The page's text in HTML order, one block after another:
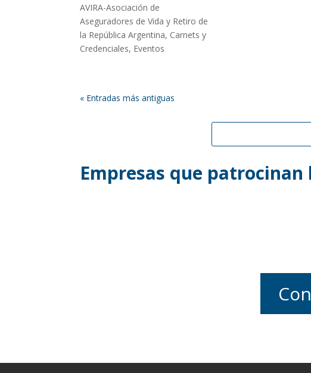
AVIRA-Asociación de
Aseguradores de Vida y Retiro de
la República Argentina, Carnets y
Credenciales, Eventos
« Entradas más antiguas
Empresas que